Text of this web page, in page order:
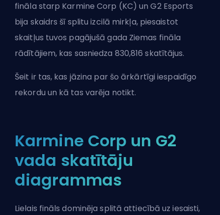
fināla starp Karmine Corp (KC) un G2 Esports
bija skaidrs šī splitu izcilā mirkļa, piesaistot
skaitļus tuvos pagājušā gada Ziemas fināla
rādītājiem, kas sasniedza 830,816 skatītājus.
Šeit ir tas, kas jāzina par šo ārkārtīgi iespaidīgo
rekordu un kā tas varēja notikt.
Karmine Corp un G2
vada skatītāju
diagrammas
Lielais fināls dominēja splitā attiecībā uz iesaisti,